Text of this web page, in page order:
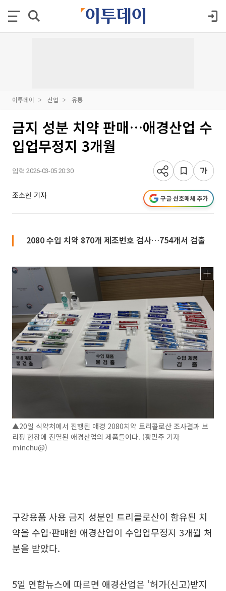
이투데이 산업 유통
금지 성분 치약 판매…애경산업 수
입업무정지 3개월
입력 2026-03-05 20:30
조소현 기자 구글 선호매체 추가
2080 수입 치약 870개 제조번호 검사…754개서 검출
▲20일 식약처에서 진행된 애경 2080치약 트리콜로산 조사결과 브
리핑 현장에 진열된 애경산업의 제품들이다. (황민주 기자
minchu@)
구강용품 사용 금지 성분인 트리클로산이 함유된 치
약을 수입·판매한 애경산업이 수입업무정지 3개월 처
분을 받았다.
5일 연합뉴스에 따르면 애경산업은 ‘허가(신고)받지